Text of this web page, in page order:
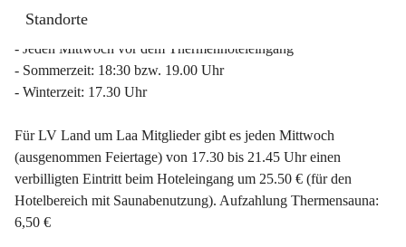
Standorte
Lauftreff
- Jeden Mittwoch vor dem Thermenhoteleingang
- Sommerzeit: 18:30 bzw. 19.00 Uhr
- Winterzeit: 17.30 Uhr
Für LV Land um Laa Mitglieder gibt es jeden Mittwoch
(ausgenommen Feiertage) von 17.30 bis 21.45 Uhr einen
verbilligten Eintritt beim Hoteleingang um 25.50 € (für den
Hotelbereich mit Saunabenutzung). Aufzahlung Thermensauna:
6,50 €